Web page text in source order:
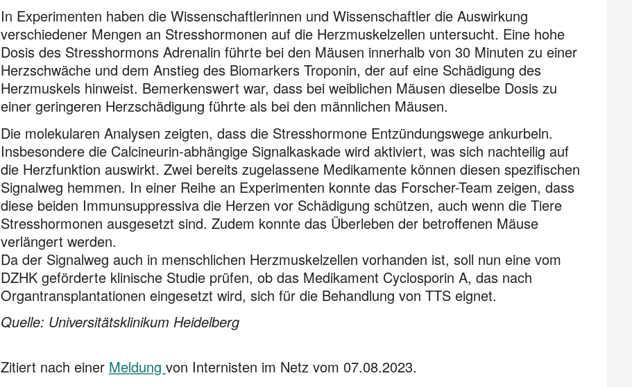
In Experimenten haben die Wissenschaftlerinnen und Wissenschaftler die Auswirkung
verschiedener Mengen an Stresshormonen auf die Herzmuskelzellen untersucht. Eine hohe
Dosis des Stresshormons Adrenalin führte bei den Mäusen innerhalb von 30 Minuten zu einer
Herzschwäche und dem Anstieg des Biomarkers Troponin, der auf eine Schädigung des
Herzmuskels hinweist. Bemerkenswert war, dass bei weiblichen Mäusen dieselbe Dosis zu
einer geringeren Herzschädigung führte als bei den männlichen Mäusen.
Die molekularen Analysen zeigten, dass die Stresshormone Entzündungswege ankurbeln.
Insbesondere die Calcineurin-abhängige Signalkaskade wird aktiviert, was sich nachteilig auf
die Herzfunktion auswirkt. Zwei bereits zugelassene Medikamente können diesen spezifischen
Signalweg hemmen. In einer Reihe an Experimenten konnte das Forscher-Team zeigen, dass
diese beiden Immunsuppressiva die Herzen vor Schädigung schützen, auch wenn die Tiere
Stresshormonen ausgesetzt sind. Zudem konnte das Überleben der betroffenen Mäuse
verlängert werden.
Da der Signalweg auch in menschlichen Herzmuskelzellen vorhanden ist, soll nun eine vom
DZHK geförderte klinische Studie prüfen, ob das Medikament Cyclosporin A, das nach
Organtransplantationen eingesetzt wird, sich für die Behandlung von TTS eignet.
Quelle: Universitätsklinikum Heidelberg
Zitiert nach einer Meldung von Internisten im Netz vom 07.08.2023.